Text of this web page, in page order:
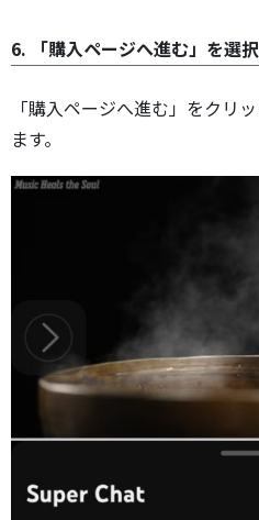
6. 「購入ページへ進む」を選択
「購入ページへ進む」をクリ
ます。